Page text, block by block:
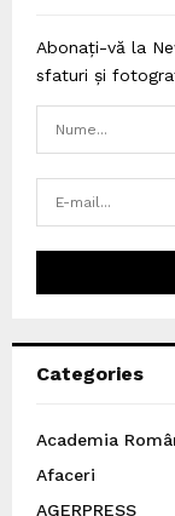
Abonați-vă la
sfaturi și
Categories
Academia
Afaceri
AGERPRESS